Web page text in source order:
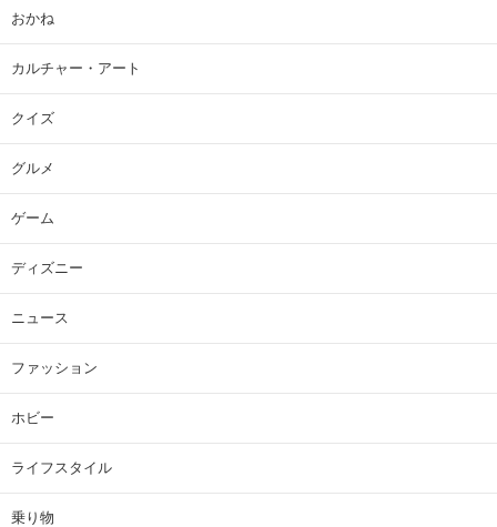
おかね
カルチャー・アート
クイズ
グルメ
ゲーム
ディズニー
ニュース
ファッション
ホビー
ライフスタイル
乗り物